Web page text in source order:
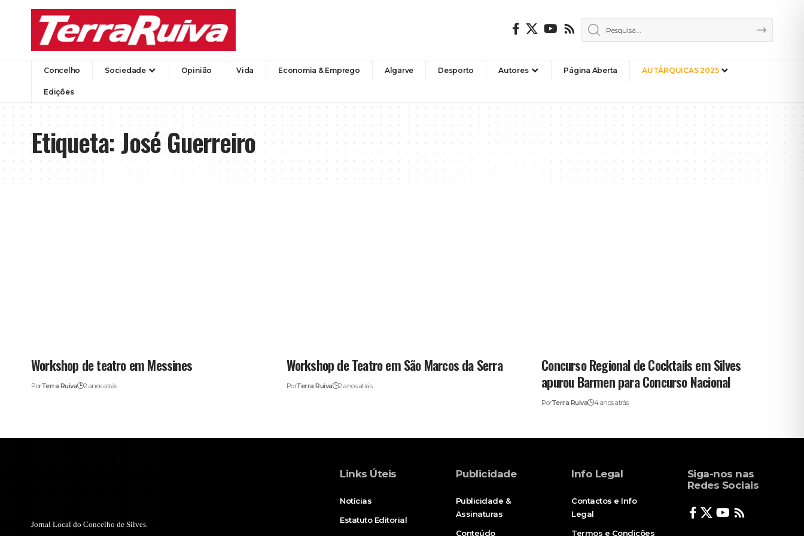
Concelho Sociedade Opinião Vida Economia & Emprego Algarve Desporto Autores Página Aberta AUTÁRQUICAS 2025
Edições
Etiqueta:José Guerreiro
Workshop de teatro em Messines
PorTerra Ruiva 2 anos atrás
Workshop de Teatro em São Marcos da Serra
PorTerra Ruiva 2 anos atrás
Concurso Regional de Cocktails em Silves
apurou Barmen para Concurso Nacional
PorTerra Ruiva 4 anos atrás
Jornal Local do Concelho de Silves.
Links Úteis
Notícias
Estatuto Editorial
Publicidade
Publicidade &
Assinaturas
Conteúdo
Info Legal
Contactos e Info
Legal
Termos e Condições
Siga-nos nas
Redes Sociais